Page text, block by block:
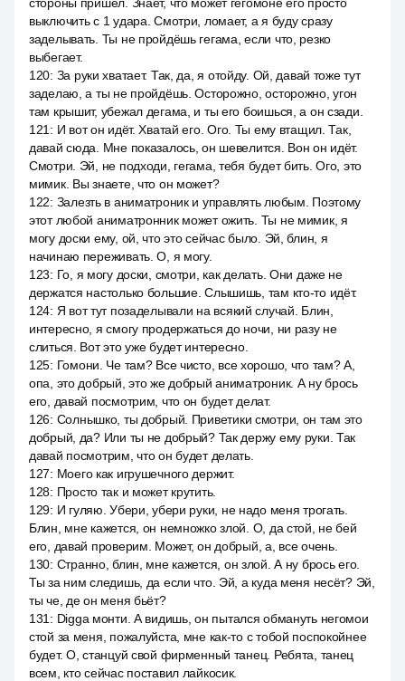
выключить с 1 удара. Смотри, ломает, а я буду сразу
заделывать. Ты не пройдёшь гегама, если что, резко
выбегает.
120: За руки хватает. Так, да, я отойду. Ой, давай тоже тут
заделаю, а ты не пройдёшь. Осторожно, осторожно, угон
там крышит, убежал дегама, и ты его боишься, а он сзади.
121 : И вот он идёт. Хватай его. Ого. Ты ему втащил. Так,
давай сюда. Мне показалось, он шевелится. Вон он идёт.
Смотри. Эй, не подходи, гегама, тебя будет бить. Ого, это
мимик. Вы знаете, что он может?
122: Залезть в аниматроник и управлять любым. Поэтому
этот любой аниматронник может ожить. Ты не мимик, я
могу доски ему, ой, что это сейчас было. Эй, блин, я
начинаю переживать. О, я могу.
123: Го, я могу доски, смотри, как делать. Они даже не
держатся настолько большие. Слышишь, там кто-то идёт.
124: Я вот тут позаделывали на всякий случай. Блин,
интересно, я смогу продержаться до ночи, ни разу не
слиться. Вот это уже будет интересно.
125: Гомони. Че там? Все чисто, все хорошо, что там? А,
опа, это добрый, это же добрый аниматроник. А ну брось
его, давай посмотрим, что он будет делат.
126: Солнышко, ты добрый. Приветики смотри, он там это
добрый, да? Или ты не добрый? Так держу ему руки. Так
давай посмотрим, что он будет делать.
127: Моего как игрушечного держит.
128: Просто так и может крутить.
129: И гуляю. Убери, убери руки, не надо меня трогать.
Блин, мне кажется, он немножко злой. О, да стой, не бей
его, давай проверим. Может, он добрый, а, все очень.
130: Странно, блин, мне кажется, он злой. А ну брось его.
Ты за ним следишь, да если что. Эй, а куда меня несёт? Эй,
ты че, де он меня бьёт?
131 : Digga монти. А видишь, он пытался обмануть негомои
стой за меня, пожалуйста, мне как-то с тобой поспокойнее
будет. О, станцуй свой фирменный танец. Ребята, танец
всем, кто сейчас поставил лайкосик.